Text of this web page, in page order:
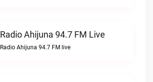
Radio Ahijuna 94.7 FM Live
Radio Ahijuna 94.7 FM live